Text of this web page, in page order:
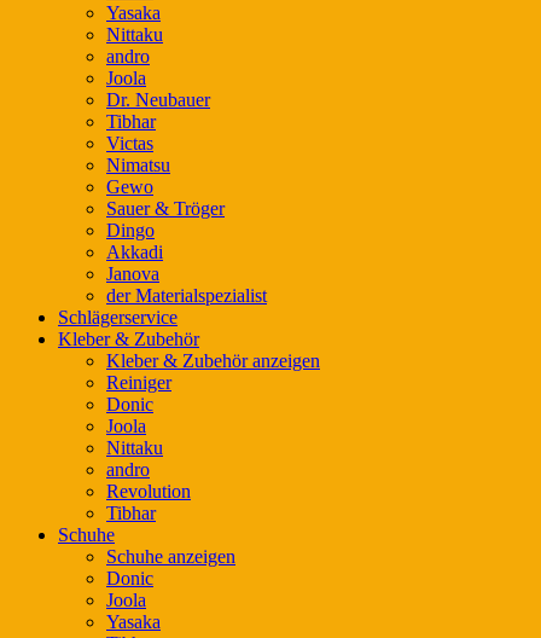
Yasaka
Nittaku
andro
Joola
Dr. Neubauer
Tibhar
Victas
Nimatsu
Gewo
Sauer & Tröger
Dingo
Akkadi
Janova
der Materialspezialist
Schlägerservice
Kleber & Zubehör
Kleber & Zubehör anzeigen
Reiniger
Donic
Joola
Nittaku
andro
Revolution
Tibhar
Schuhe
Schuhe anzeigen
Donic
Joola
Yasaka